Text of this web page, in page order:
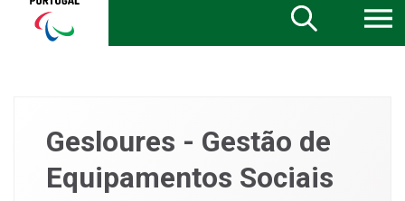
Portugal
Gesloures - Gestão de
Equipamentos Sociais